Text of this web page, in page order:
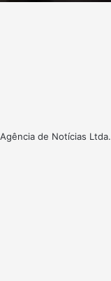
de Notícias Ltda.